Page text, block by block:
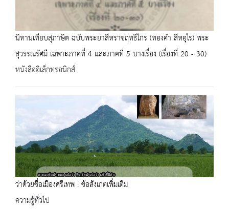
นิทานเทียบสุภาษิต ฉบับพระยาสีหราชฤทธิไกร (ทองคำ สีหอุไร) พระ
สุวรรณรัศมี เฉพาะภาคที่ 4 และภาคที่ 5 บางเรื่อง (เรื่องที่ 20 - 30)
หนังสืออิเล็กทรอนิกส์
ว่าด้วยชื่อเมืองศรีเทพ : ข้อสังเกตเพิ่มเติม
ความรู้ทั่วไป